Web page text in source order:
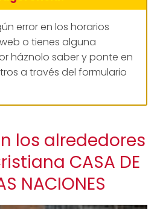
error en los horarios
o tienes alguna
háznolo saber y ponte en
a través del formulario
los alrededores
CASA DE
NACIONES